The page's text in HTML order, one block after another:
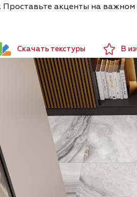
Проставьте акценты на
Скачать текстуры В